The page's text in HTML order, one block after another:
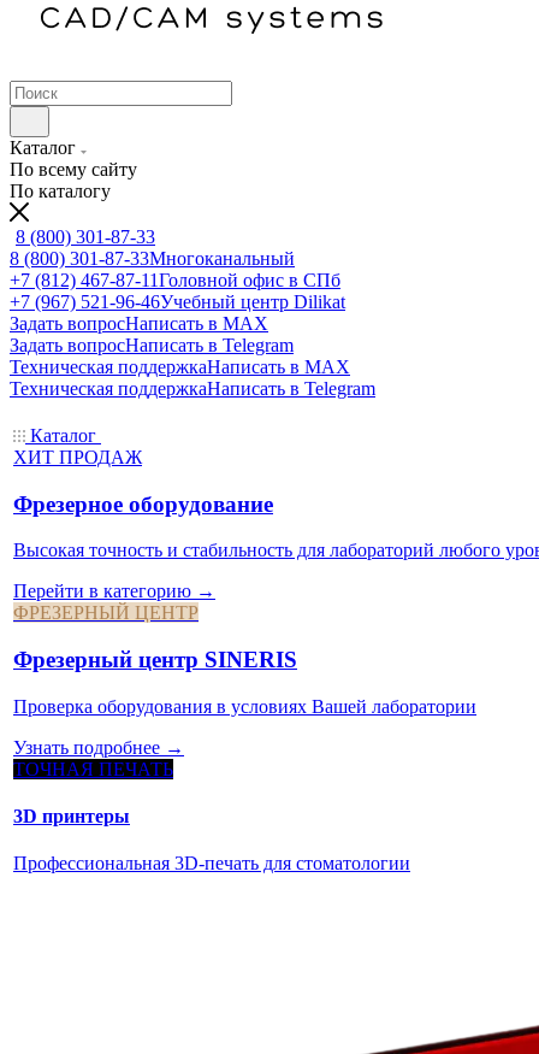
Каталог
По всему сайту
По каталогу
8 (800) 301-87-33
8 (800) 301-87-33Многоканальный
+7 (812) 467-87-11Головной офис в СПб
+7 (967) 521-96-46Учебный центр Dilikat
Задать вопросНаписать в MAX
Задать вопросНаписать в Telegram
Техническая поддержкаНаписать в MAX
Техническая поддержкаНаписать в Telegram
Каталог
ХИТ ПРОДАЖ
Фрезерное оборудование
Высокая точность и стабильность для лабораторий любого
Перейти в категорию →
ФРЕЗЕРНЫЙ ЦЕНТР
Фрезерный центр SINERIS
Проверка оборудования в условиях Вашей лаборатории
Узнать подробнее →
ТОЧНАЯ ПЕЧАТЬ
3D принтеры
Профессиональная 3D-печать для стоматологии